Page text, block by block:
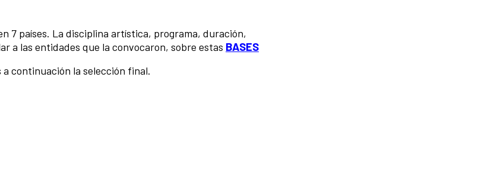
7 países. La disciplina artística, programa, duración,
a las entidades que la convocaron, sobre estas BASES
a continuación la selección final.